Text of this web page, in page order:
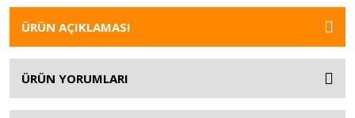
ÜRÜN AÇIKLAMASI
ÜRÜN YORUMLARI